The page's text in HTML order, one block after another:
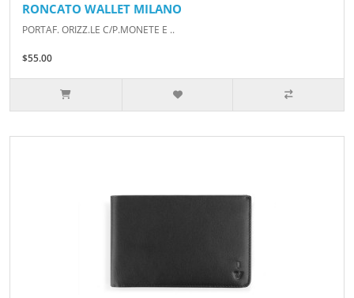
RONCATO WALLET MILANO
PORTAF. ORIZZ.LE C/P.MONETE E ..
$55.00